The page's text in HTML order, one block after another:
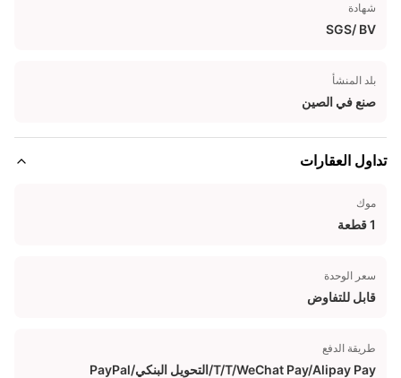
شهادة
SGS/ BV
بلد المنشأ
صنع في الصين
تداول العقارات
موك
1 قطعة
سعر الوحدة
قابل للتفاوض
طريقة الدفع
T/T/WeChat Pay/Alipay Pay/التحويل البنكي/PayPal